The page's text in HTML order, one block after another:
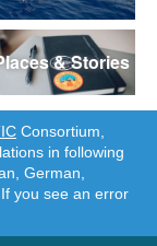
& Stories
Consortium,
in following
German,
you see an error